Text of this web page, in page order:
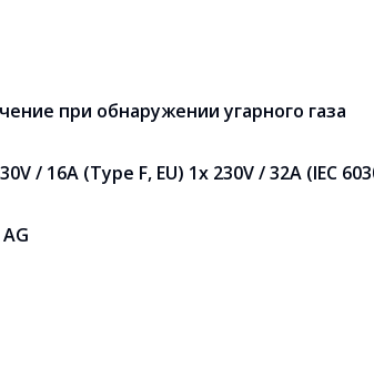
при обнаружении угарного газа
/ 16A (Type F, EU) 1x 230V / 32A (IEC